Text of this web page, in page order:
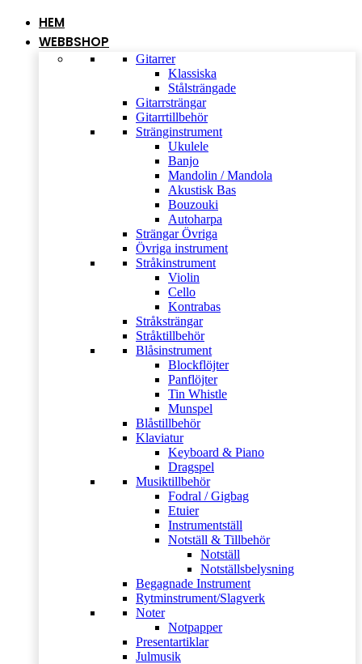
HEM
WEBBSHOP
Gitarrer
Klassiska
Stålsträngade
Gitarrsträngar
Gitarrtillbehör
Stränginstrument
Ukulele
Banjo
Mandolin / Mandola
Akustisk Bas
Bouzouki
Autoharpa
Strängar Övriga
Övriga instrument
Stråkinstrument
Violin
Cello
Kontrabas
Stråksträngar
Stråktillbehör
Blåsinstrument
Blockflöjter
Panflöjter
Tin Whistle
Munspel
Blåstillbehör
Klaviatur
Keyboard & Piano
Dragspel
Musiktillbehör
Fodral / Gigbag
Etuier
Instrumentställ
Notställ & Tillbehör
Notställ
Notställsbelysning
Begagnade Instrument
Rytminstrument/Slagverk
Noter
Notpapper
Presentartiklar
Julmusik